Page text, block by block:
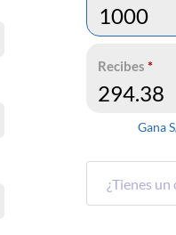
Recibes *
Gana